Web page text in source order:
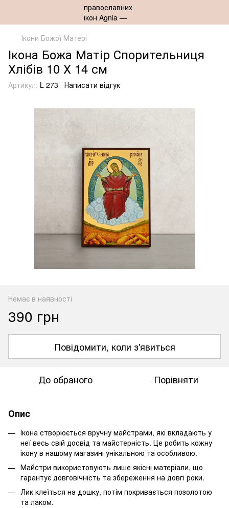
Ікони Божої Матері
Ікона Божа Матір Спорительниця
Хлібів 10 Х 14 см
Артикул: L 273 Написати відгук
Немає в наявності
390 грн
Повідомити, коли з'явиться
До обраного Порівняти
Опис
Ікона створюється вручну майстрами, які вкладають у
неї весь свій досвід та майстерність. Це робить кожну
ікону в нашому магазині унікальною та особливою.
Майстри використовують лише якісні матеріали, що
гарантує довговічність та збереження на довгі роки.
Лик клеїться на дошку, потім покривається позолотою
та лаком.